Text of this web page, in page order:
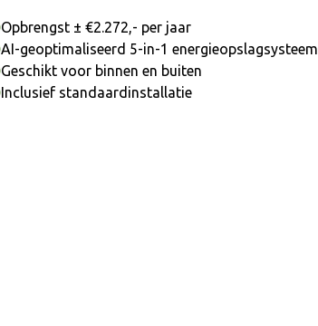
Opbrengst ± €2.272,- per jaar
AI-geoptimaliseerd 5-in-1 energieopslagsysteem
Geschikt voor binnen en buiten
Inclusief standaardinstallatie